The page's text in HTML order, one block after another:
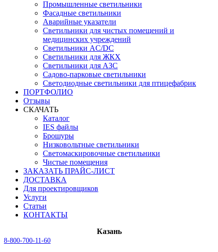
Промышленные светильники
Фасадные светильники
Аварийные указатели
Светильники для чистых помещений и
медицинских учреждений
Светильники AC/DC
Светильники для ЖКХ
Светильники для АЗС
Садово-парковые светильники
Светодиодные светильники для птицефабрик
ПОРТФОЛИО
Отзывы
СКАЧАТЬ
Каталог
IES файлы
Брошуры
Низковольтные светильники
Светомаскировочные светильники
Чистые помещения
ЗАКАЗАТЬ ПРАЙС-ЛИСТ
ДОСТАВКА
Для проектировщиков
Услуги
Статьи
КОНТАКТЫ
Казань
8-800-700-11-60